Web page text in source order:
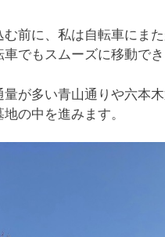
前に、私は自転車にま
でもスムーズに移動でき
が多い青山通りや六本
の中を進みます。